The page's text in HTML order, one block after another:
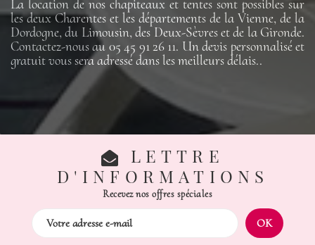
La location de nos chapiteaux et tentes sont possibles sur
les deux Charentes et les départements de la Vienne, de la
Dordogne, du Limousin, des Deux-Sèvres et de la Gironde.
Contactez-nous au 05 45 91 26 11. Un devis personnalisé et
gratuit vous sera adressé dans les meilleurs délais..
LETTRE
D'INFORMATIONS
Recevez nos offres spéciales